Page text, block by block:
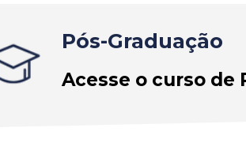
Pós-Graduação
Acesse o curso de